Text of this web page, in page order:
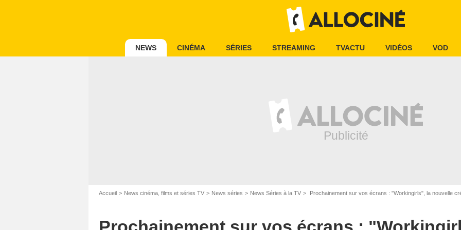
NEWS CINÉMA SÉRIES STREAMING TVACTU VIDÉOS VOD
Accueil News cinéma, films et séries TV News séries News Séries à la TV Prochainement sur vos écrans : "Workingirls", la nouvelle